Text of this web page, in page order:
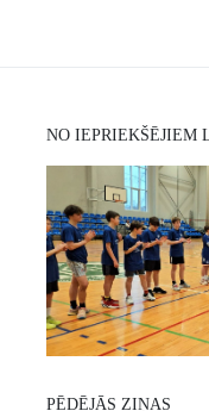
NO IEPRIEKŠĒJIEM
PĒDĒJĀS ZIŅAS